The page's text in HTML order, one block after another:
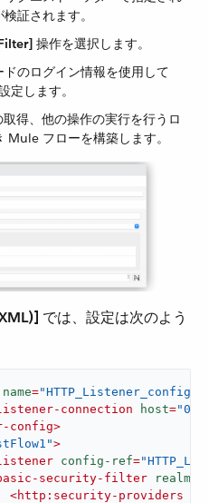
証されます。
​ 操作を選択します。
のログイン情報を使用して
定します。
得、他の操作の実行を行うロ
フローを構築します。
​ では、設定は次のよう
name="HTTP_Listener_config"
connection host=
config>
>
config-ref=
security-filter realm
<http:security-providers